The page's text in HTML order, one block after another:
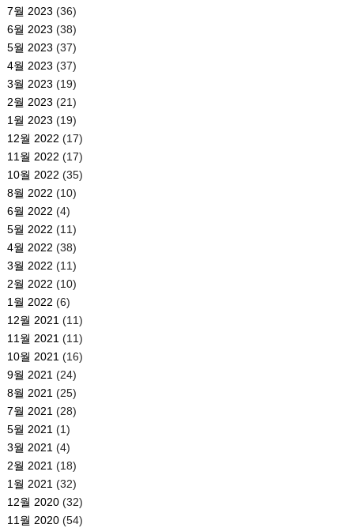
7월 2023 (36)
6월 2023 (38)
5월 2023 (37)
4월 2023 (37)
3월 2023 (19)
2월 2023 (21)
1월 2023 (19)
12월 2022 (17)
11월 2022 (17)
10월 2022 (35)
8월 2022 (10)
6월 2022 (4)
5월 2022 (11)
4월 2022 (38)
3월 2022 (11)
2월 2022 (10)
1월 2022 (6)
12월 2021 (11)
11월 2021 (11)
10월 2021 (16)
9월 2021 (24)
8월 2021 (25)
7월 2021 (28)
5월 2021 (1)
3월 2021 (4)
2월 2021 (18)
1월 2021 (32)
12월 2020(32)
11월 2020(54)